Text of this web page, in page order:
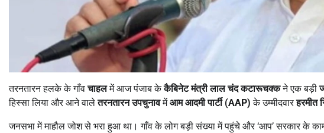
तरनतारन हलके के गाँवचाहलमें आज पंजाब केकैबिनेट मंत्री लाल चंद कटारूचक्कने एक बड़ी
हिस्सा लिया और आने वालेतरनतारन उपचुनावमेंआम आदमी पार्टी (AAP) के उम्मीदवारहरमीत
जनसभा में माहौल जोश से भरा हुआ था। गाँव के लोग बड़ी संख्या में पहुंचे और ‘आप’ सरकार के